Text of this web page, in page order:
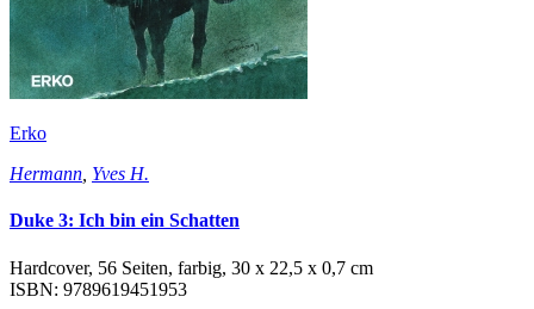
Erko
Hermann Yves H.
Duke 3: Ich bin ein Schatten
Hardcover, 56 Seiten, farbig, 30 x 22,5 x 0,7 cm
ISBN: 9789619451953